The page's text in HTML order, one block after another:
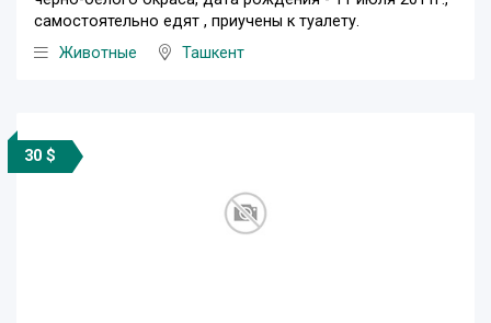
самостоятельно едят , приучены к туалету.
Животные
Ташкент
30 $